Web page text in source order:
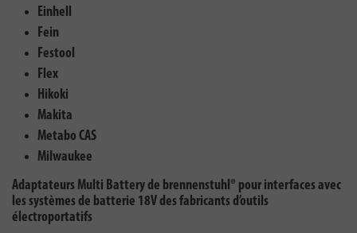
Einhell
Fein
Festool
Flex
Hikoki
Makita
Metabo CAS
Milwaukee
Adaptateurs Multi Battery de brennenstuhl® pour interfaces avec
les systèmes de batterie 18V des fabricants d’outils
électroportatifs